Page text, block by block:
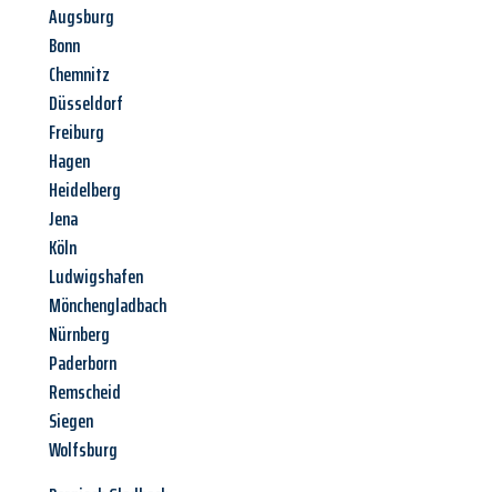
Augsburg
Bonn
Chemnitz
Düsseldorf
Freiburg
Hagen
Heidelberg
Jena
Köln
Ludwigshafen
Mönchengladbach
Nürnberg
Paderborn
Remscheid
Siegen
Wolfsburg